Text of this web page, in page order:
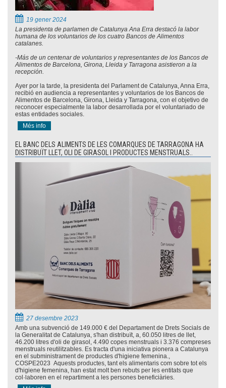
19 gener 2024
La presidenta de parlamen de Catalunya Ana Erra destacó la labor
humana de los voluntarios de los cuatro Bancos de Alimentos
catalanes.
-Más de un centenar de voluntarios y representantes de los Bancos de
Alimentos de Barcelona, Girona, Lleida y Tarragona asistieron a la
recepción.
Ayer por la tarde, la presidenta del Parlament de Catalunya, Anna Erra,
recibió en audiencia a representantes y voluntarios de los Bancos de
Alimentos de Barcelona, Girona, Lleida y Tarragona, con el objetivo de
reconocer especialmente la labor desarrollada por el voluntariado de
estas entidades sociales.
Més info
EL BANC DELS ALIMENTS DE LES COMARQUES DE TARRAGONA HA
DISTRIBUÏT LLET, OLI DE GIRASOL I PRODUCTES MENSTRUALS..
27 desembre 2023
Amb una subvenció de 149.000 € del Departament de Drets Socials de
la Generalitat de Catalunya, s'han distribuït, a, 60.050 litres de llet,
46.200 litres d'oli de girasol, 4.490 copes menstruals i 3.376 compreses
menstruals reutilitzables. Es tracta d'una iniciativa pionera a Catalunya
en el subministrament de productes d'higiene femenina.,
COSPE2023 Aquests productes, tant els alimentaris com sobre tot els
d'higiene femenina, han estat molt ben rebuts per les entitats que
col·laboren en el repartiment a les persones beneficiàries.